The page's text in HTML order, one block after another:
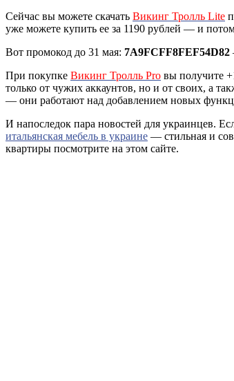
Сейчас вы можете скачать Викинг Тролль Lite
уже можете купить ее за 1190 рублей — и
Вот промокод до 31 мая: 7A9FCFF8FEF54D82
При покупке Викинг Тролль Pro вы получите
только от чужих аккаунтов, но и от своих, а
— они работают над добавлением новых
И напоследок пара новостей для украинцев.
итальянская мебель в украине — стильная и
квартиры посмотрите на этом сайте.